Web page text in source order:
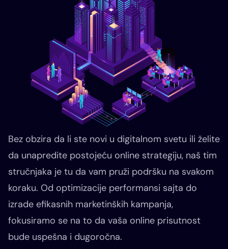
Bez obzira da li ste novi u digitalnom svetu ili želite
da unapredite postojeću online strategiju, naš tim
stručnjaka je tu da vam pruži podršku na svakom
koraku. Od optimizacije performansi sajta do
izrade efikasnih marketinških kampanja,
fokusiramo se na to da vaša online prisutnost
bude uspešna i dugoročna.